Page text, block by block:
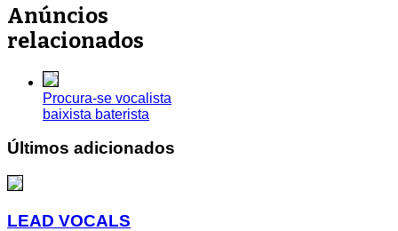
Anúncios
relacionados
Procura-se vocalista
baixista baterista
Últimos adicionados
LEAD VOCALS